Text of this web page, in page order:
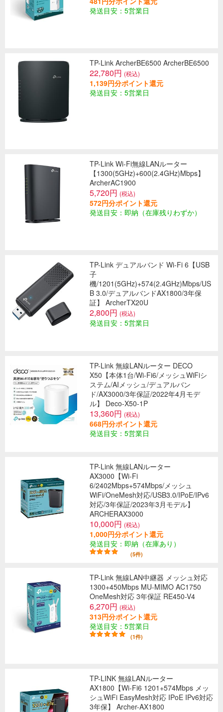
発送目安：5営業日
TP-Link ArcherBE6500 ArcherBE6500
22,780円 (税込)
1,139円分ポイント還元
発送目安：5営業日
TP-Link Wi-Fi無線LANルーター
【1300(5GHz)+600(2.4GHz)Mbps】
ArcherAC1900
5,720円 (税込)
572円分ポイント還元
発送目安：即納（在庫残りわずか）
TP-Link デュアルバンド Wi-Fi 6【USB
子
機/1201(5GHz)+574(2.4GHz)Mbps/US
B 3.0/デュアルバンドAX1800/3年保
証】 ArcherTX20U
2,800円 (税込)
発送目安：5営業日
TP-Link 無線LANルーター DECO
X50【本体1台/Wi-Fi6/メッシュWiFiシ
ステム/AIメッシュ/デュアルバン
ド/AX3000/3年保証/2022年4月モデ
ル】 Deco-X50-1P
13,360円 (税込)
668円分ポイント還元
発送目安：5営業日
TP-Link 無線LANルーター
AX3000【Wi-Fi
6/2402Mbps+574Mbps/メッシュ
WiFi/OneMesh対応/USB3.0/IPoE/IPv6
対応/3年保証/2023年3月モデル】
ARCHERAX3000
10,000円 (税込)
1,000円分ポイント還元
発送目安：即納（在庫あり）
(5件)
TP-Link 無線LAN中継器 メッシュ対応
1300+450Mbps MU-MIMO AC1750
OneMesh対応 3年保証 RE450-V4
6,270円 (税込)
313円分ポイント還元
発送目安：5営業日
(1件)
TP-LINK 無線LANルーター
AX1800【Wi-Fi6 1201+574Mbps メッ
シュWiFi EasyMesh対応 IPoE IPv6対応
3年保】 Archer-AX1800